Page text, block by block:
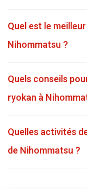
Quel est le
Nihommatsu ?
Quels conseils
ryokan à
Quelles activités
de Nihommatsu ?